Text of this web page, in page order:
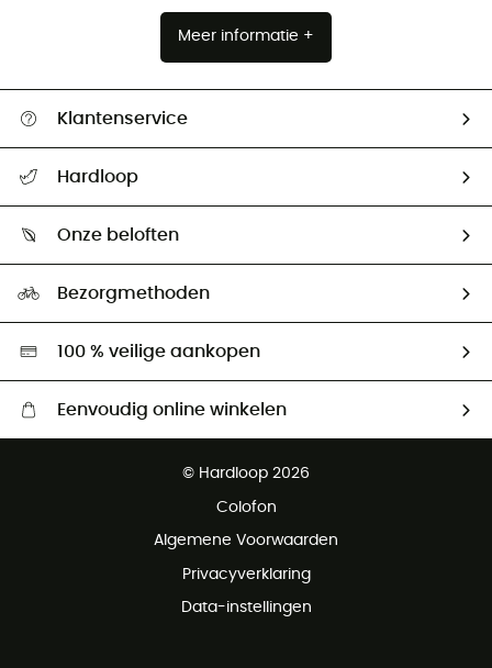
Meer informatie +
Klantenservice
Mijn zending volgen
Retourzendingen & Terugbetalingen
Hardloop
Ambassadeurs
Onze beloften
Hardgreen
Bezorgmethoden
100 % veilige aankopen
Eenvoudig online winkelen
Gratis retourneren binnen 100 dagen
© Hardloop 2026
Colofon
Algemene Voorwaarden
Privacyverklaring
Data-instellingen